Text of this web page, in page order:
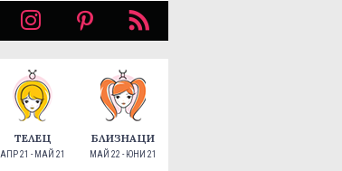
ТЕЛЕЦ
АПР 21 - МАЙ 21
БЛИЗНАЦИ
МАЙ 22 - ЮНИ 21